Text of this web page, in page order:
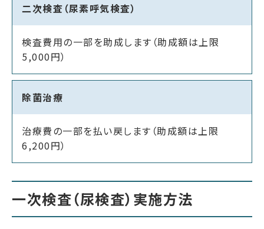
二次検査（尿素呼気検査）
検査費用の一部を助成します（助成額は上限
5,000円）
除菌治療
治療費の一部を払い戻します（助成額は上限
6,200円）
一次検査（尿検査）実施方法